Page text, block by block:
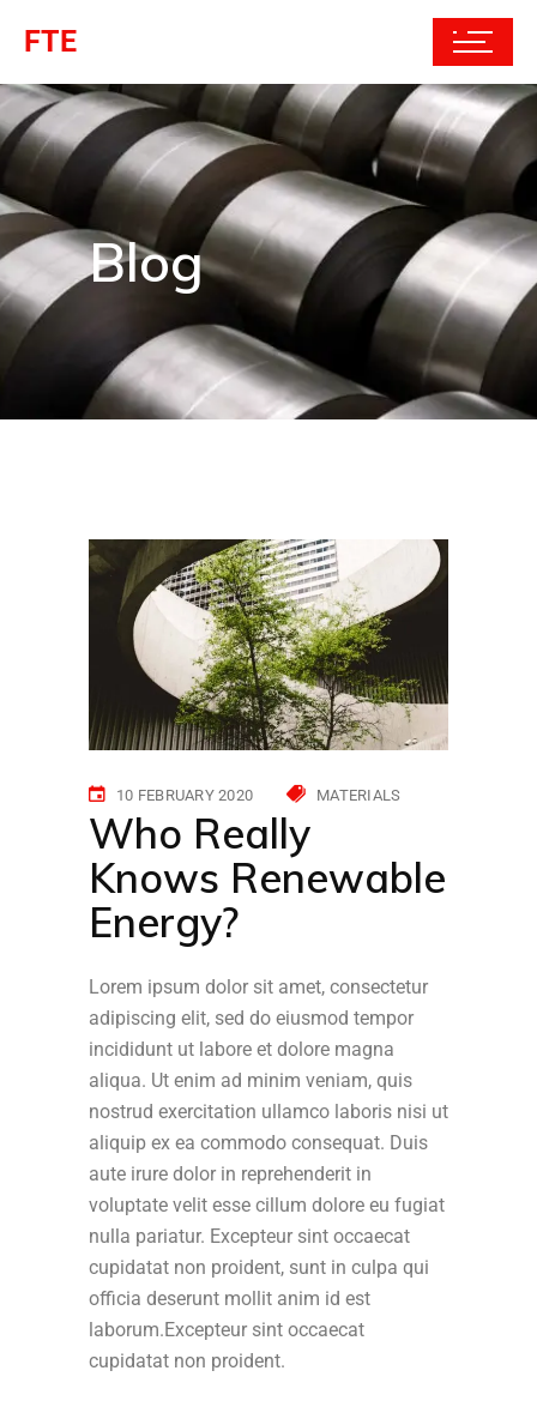
FTE
Blog
10 FEBRUARY 2020 MATERIALS
Who Really
Knows Renewable
Energy?
Lorem ipsum dolor sit amet, consectetur
adipiscing elit, sed do eiusmod tempor
incididunt ut labore et dolore magna
aliqua. Ut enim ad minim veniam, quis
nostrud exercitation ullamco laboris nisi ut
aliquip ex ea commodo consequat. Duis
aute irure dolor in reprehenderit in
voluptate velit esse cillum dolore eu fugiat
nulla pariatur. Excepteur sint occaecat
cupidatat non proident, sunt in culpa qui
officia deserunt mollit anim id est
laborum.Excepteur sint occaecat
cupidatat non proident.